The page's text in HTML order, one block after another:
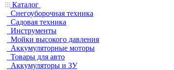
Каталог
Снегоуборочная техника
Садовая техника
Инструменты
Мойки высокого давления
Аккумуляторные моторы
Товары для авто
Аккумуляторы и ЗУ